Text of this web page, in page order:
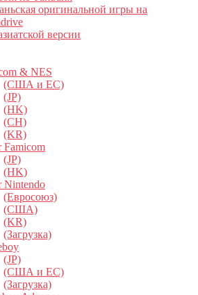
оригинальной игры на
версии
& NES
(США и ЕС)
(JP)
(HK)
(CH)
(KR)
Famicom
(JP)
(HK)
Nintendo
(Евросоюз)
(США)
(KR)
(Загрузка)
(JP)
(США и ЕС)
(Загрузка)